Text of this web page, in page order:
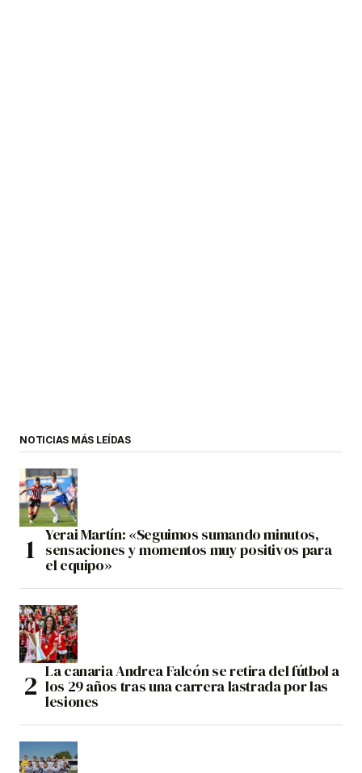
NOTICIAS MÁS LEÍDAS
Yerai Martín: «Seguimos sumando minutos,
sensaciones y momentos muy positivos para
el equipo»
La canaria Andrea Falcón se retira del fútbol a
los 29 años tras una carrera lastrada por las
lesiones